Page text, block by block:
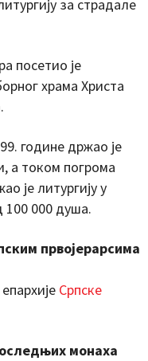
за страдале
посетио је
храма Христа
године држао је
а током погрома
је литургију у
100 000 душа.
првојерарсима
Српске
монаха